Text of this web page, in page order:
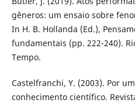
gêneros: um ensaio sobre
In H. B. Hollanda (Ed.),
fundamentais (pp. 222-240).
Tempo.
Castelfranchi, Y. (2003). Por
conhecimento científico.